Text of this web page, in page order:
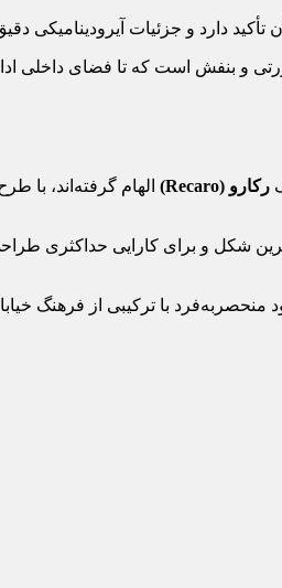
دارد و جزئیات آیرودینامیکی
و بنفش است که تا فضای داخلی
رکارو (Recaro) الهام گرفته‌اند، با
منحصربه‌فرد با ترکیبی از فرهنگ